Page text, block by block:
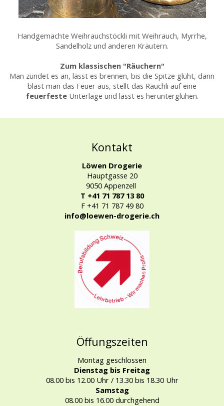
Handgemachte Weihrauchstöckli mit Weihrauch, Myrrhe,
Sandelholz und anderen Kräutern.
Zum klassischen "Räuchern"
Man zündet es an, lässt es brennen, bis die Spitze glüht, dann
bläst man das Feuer aus, stellt das Räuchli auf eine
feuerfesteUnterlage und lässt es herunterglühen.
Kontakt
Löwen Drogerie
Hauptgasse 20
9050 Appenzell
T +41 71 787 13 80
F +41 71 787 49 80
info@loewen-drogerie.ch
Öffungszeiten
Montag geschlossen
Dienstag bis Freitag
08.00 bis 12.00 Uhr / 13.30 bis 18.30 Uhr
Samstag
08.00 bis 16.00 durchgehend